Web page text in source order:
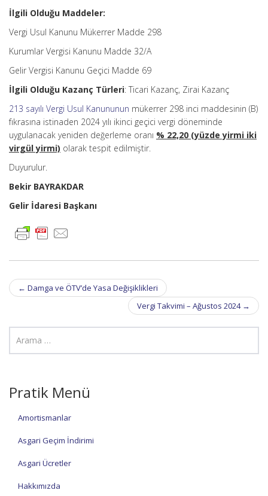
İlgili Olduğu Maddeler:
Vergi Usul Kanunu Mükerrer Madde 298
Kurumlar Vergisi Kanunu Madde 32/A
Gelir Vergisi Kanunu Geçici Madde 69
İlgili Olduğu Kazanç Türleri: Ticari Kazanç, Zirai Kazanç
213 sayılı Vergi Usul Kanununun mükerrer 298 inci maddesinin (B)
fıkrasına istinaden 2024 yılı ikinci geçici vergi döneminde
uygulanacak yeniden değerleme oranı % 22,20 (yüzde yirmi iki
virgül yirmi) olarak tespit edilmiştir.
Duyurulur.
Bekir BAYRAKDAR
Gelir İdaresi Başkanı
Post
navigation
← Damga ve ÖTV’de Yasa Değişiklikleri
Vergi Takvimi – Ağustos 2024 →
Pratik Menü
Amortismanlar
Asgari Geçim İndirimi
Asgari Ücretler
Hakkımızda